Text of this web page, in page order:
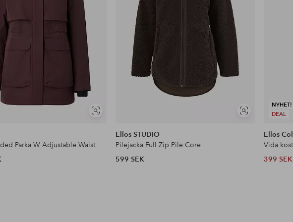
Visa
Parka W Adjustable Waist
Visa
Ellos STUDIO
Pilejacka Full Zip Pile Core
599 SEK
NYHET!
DEAL
Ellos
Vida
399 SEK